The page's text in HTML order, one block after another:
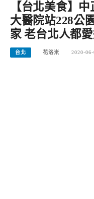
【台北美食】
大醫院站228公
家 老台北人都
台北 花洛米 2020-06-